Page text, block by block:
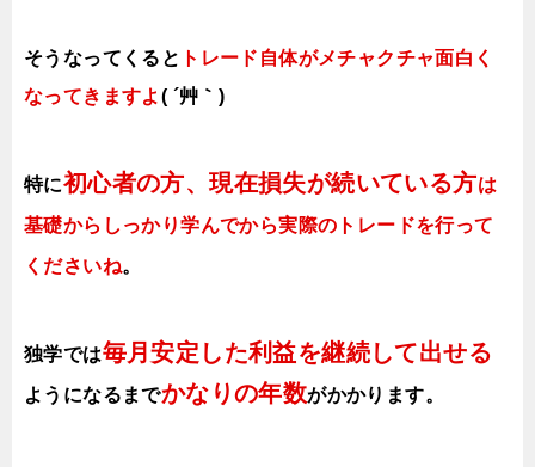
そうなってくると トレード自体がメチャクチャ面白く
なってきますよ ( ´艸｀)
特に初心者の方、現在損失が続いている方は
基礎からしっかり学んでから実際のトレードを行って
くださいね。
独学では毎月安定した利益を継続して出せる
ようになるまでかなりの年数がかかります。